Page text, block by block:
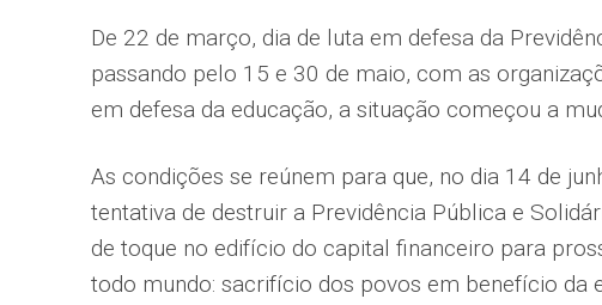
De 22 de março, dia de luta em defesa da
passando pelo 15 e 30 de maio, com as
em defesa da educação, a situação começou a
As condições se reúnem para que, no dia 14 de
tentativa de destruir a Previ­dência Pública e
de toque no edifício do capital financeiro para
todo mundo: sacrifício dos povos em benefício da